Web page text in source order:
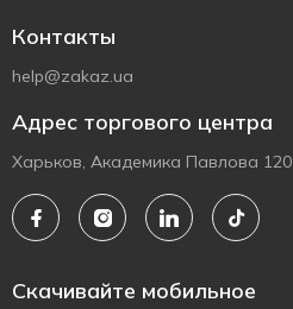
Контакты
help@zakaz.ua
Адрес торгового центра
Харьков, Академика Павлова 120
Скачивайте мобильное